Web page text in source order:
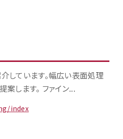
しています。幅広い表面処理
します。 ファイン...
index